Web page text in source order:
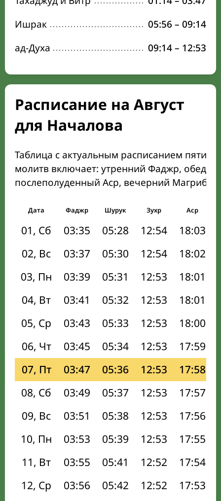
Ишрак
05:56 – 09:14
ад-Духа
09:14– 12:53
Расписание на Август
для Началова
Таблица с актуальным расписанием пяти
молитв включает: утренний Фаджр,
послеполуденный Аср, вечерний Магриб
Дата Фаджр Шурук Зухр Аср
01, Сб 03:35 05:28 12:54 18:03
02, Вс
03:37 05:30 12:54 18:02
03, Пн
03:39 05:31 12:53 18:01
04, Вт
03:41 05:32 12:53 18:01
05, Ср
03:43 05:33 12:53 18:00
06, Чт
03:45 05:34 12:53 17:59
07, Пт
03:47 05:36 12:53 17:58
08, Сб
03:49 05:37 12:53 17:57
09, Вс
03:51 05:38 12:53 17:56
10, Пн
03:53 05:39 12:53 17:55
11, Вт
03:55 05:41 12:52 17:54
12, Ср
03:56 05:42 12:52 17:53